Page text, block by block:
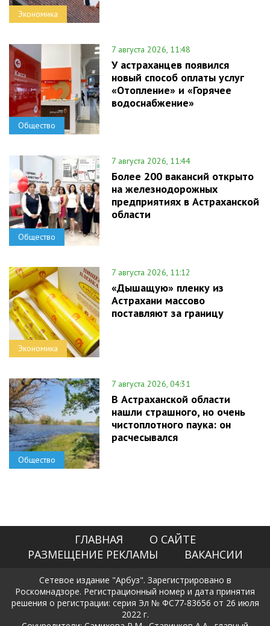
Экономика
Общество
7 августа 2026, 11:48
У астраханцев появился
новый способ оплаты услуг
«Отопление» и «Горячее
водоснабжение»
Общество
7 августа 2026, 11:44
Более 200 вакансий открыто
на железнодорожных
предприятиях в Астраханской
области
Экономика
7 августа 2026, 11:12
«Дышащую» пленку из
Астрахани массово
поставляют за границу
Общество
7 августа 2026, 04:31
В Астраханской области
нашли страшного, но очень
чистоплотного паука: он
расчесывался
ГЛАВНАЯ
О САЙТЕ
РАЗМЕЩЕНИЕ РЕКЛАМЫ
ВАКАНСИИ
Сетевое издание "Арбуз". Зарегистрировано в
Роскомнадзоре. Регистрационный номер и дата принятия
решения о регистрации: серия Эл № ФС77-83656 от 26 июля
2022 г.